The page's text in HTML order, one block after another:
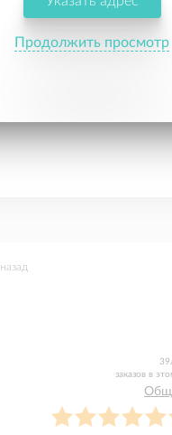
заказов в
назад
заказов в
Продолжить просмотр